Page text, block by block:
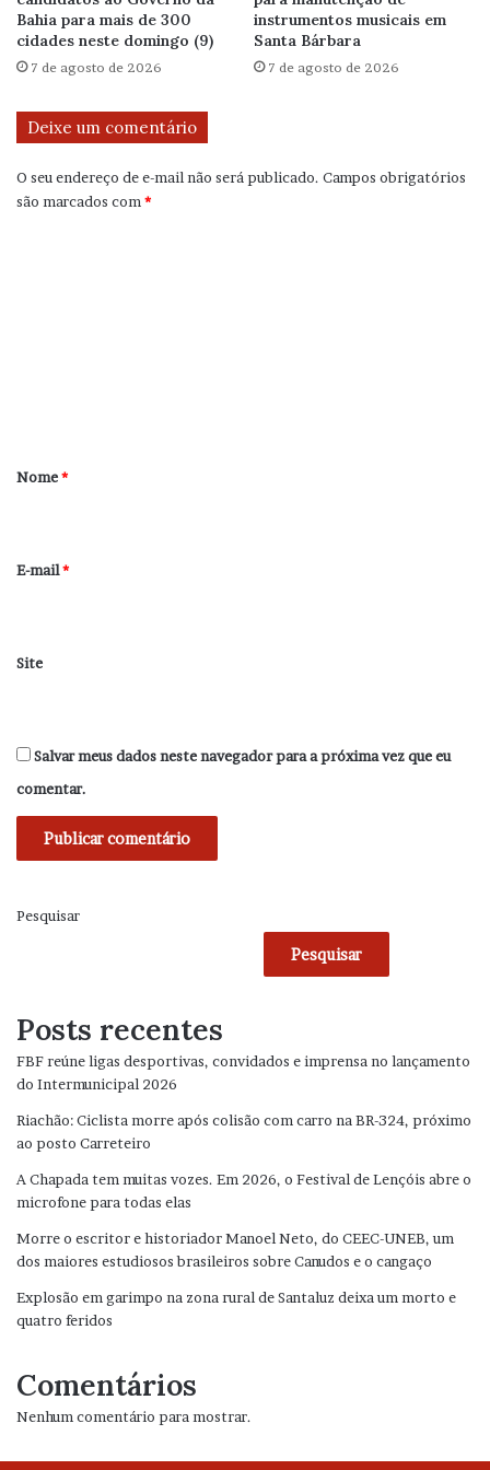
Bahia para mais de 300
cidades neste domingo (9)
7 de agosto de 2026
instrumentos musicais em
Santa Bárbara
7 de agosto de 2026
Deixe um comentário
O seu endereço de e-mail não será publicado. Campos obrigatórios
são marcados com*
r
*
Nome*
E-mail*
Site
Salvar meus dados neste navegador para a próxima vez que eu
comentar.
Pesquisar
Pesquisar
Posts recentes
FBF reúne ligas desportivas, convidados e imprensa no lançamento
do Intermunicipal 2026
Riachão: Ciclista morre após colisão com carro na BR-324, próximo
ao posto Carreteiro
A Chapada tem muitas vozes. Em 2026, o Festival de Lençóis abre o
microfone para todas elas
Morre o escritor e historiador Manoel Neto, do CEEC-UNEB, um
dos maiores estudiosos brasileiros sobre Canudos e o cangaço
Explosão em garimpo na zona rural de Santaluz deixa um morto e
quatro feridos
Comentários
Nenhum comentário para mostrar.